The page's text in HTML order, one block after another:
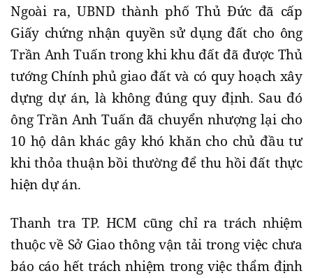
Ngoài ra, UBND thành phố Thủ Đức đã cấp
Giấy chứng nhận quyền sử dụng đất cho ông
Trần Anh Tuấn trong khi khu đất đã được Thủ
tướng Chính phủ giao đất và có quy hoạch xây
dựng dự án, là không đúng quy định. Sau đó
ông Trần Anh Tuấn đã chuyển nhượng lại cho
10 hộ dân khác gây khó khăn cho chủ đầu tư
khi thỏa thuận bồi thường để thu hồi đất thực
hiện dự án.
Thanh tra TP. HCM cũng chỉ ra trách nhiệm
thuộc về Sở Giao thông vận tải trong việc chưa
báo cáo hết trách nhiệm trong việc thẩm định